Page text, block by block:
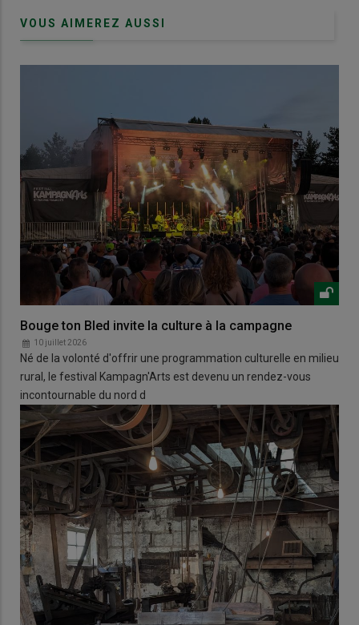
VOUS AIMEREZ AUSSI
Bouge ton Bled invite la culture à la campagne
10 juillet 2026
Né de la volonté d'offrir une programmation culturelle en milieu
rural, le festival Kampagn'Arts est devenu un rendez-vous
incontournable du nord d